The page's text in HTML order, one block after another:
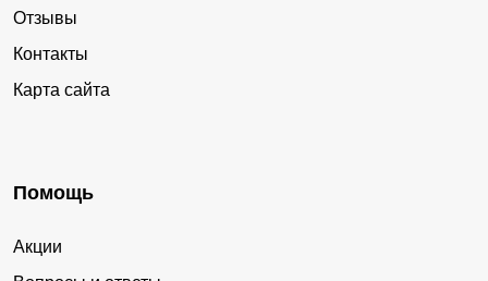
Отзывы
Контакты
Карта сайта
Помощь
Акции